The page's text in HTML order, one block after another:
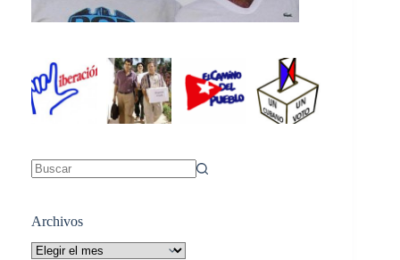
Archivos
Archivos